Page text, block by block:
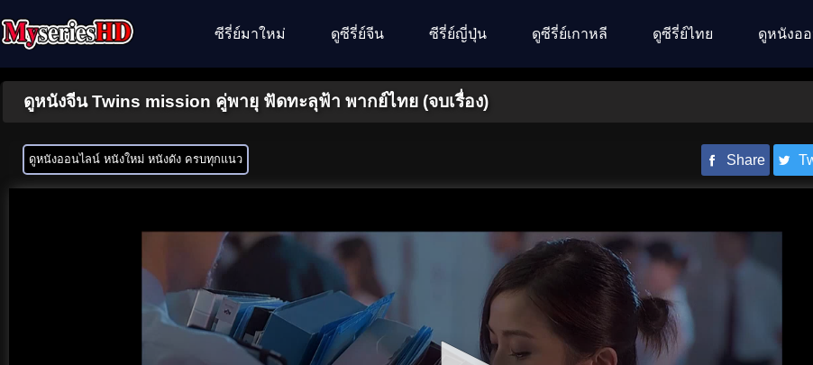
ซีรี่ย์มาใหม่ ดูซีรี่ย์จีน ซีรี่ย์ญี่ปุ่น ดูซีรี่ย์เกาหลี ดูซีรี่ย์ไทย ดูหนังอ
ดูหนังจีน Twins mission คู่พายุ ฟัดทะลุฟ้า พากย์ไทย (จบเรื่อง)
ดูหนังออนไลน์ หนังใหม่ หนังดัง ครบทุกแนว Share